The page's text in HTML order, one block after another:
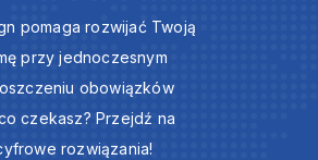
pomaga rozwijać Twoją
przy jednoczesnym
obowiązków
czekasz? Przejdź na
rozwiązania!